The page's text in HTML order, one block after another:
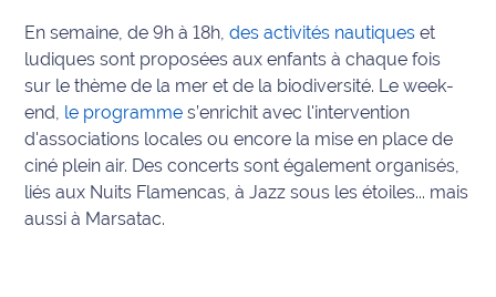
Justice
Loisirs
Météo
Politique
En semaine, de 9h à 18h,des activités nautiques et
ludiques sont proposées aux enfants à chaque fois
sur le thème de la mer et de la biodiversité. Le week-
end, le programme s’enrichit avec l'intervention
d'associations locales ou encore la mise en place de
ciné plein air. Des concerts sont également organisés,
liés aux Nuits Flamencas, à Jazz sous les étoiles... mais
aussi à Marsatac.